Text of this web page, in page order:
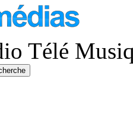
Télé